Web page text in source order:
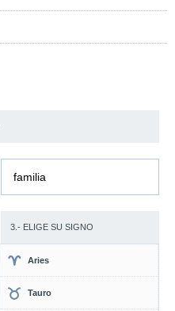
familia
3.- ELIGE SU SIGNO
Aries
Tauro